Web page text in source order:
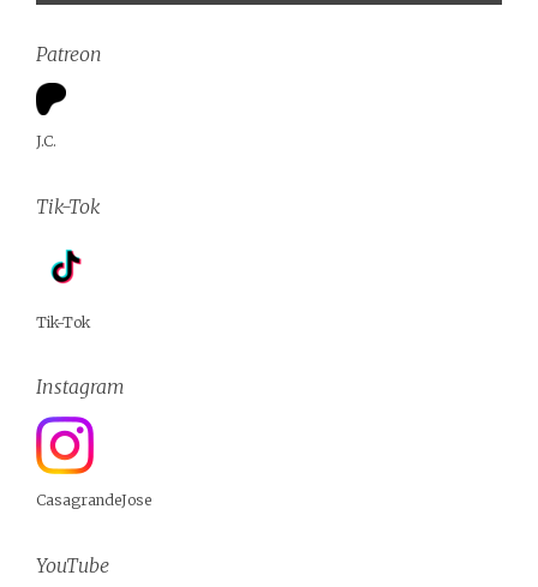
Patreon
J.C.
Tik-Tok
Tik-Tok
Instagram
CasagrandeJose
YouTube